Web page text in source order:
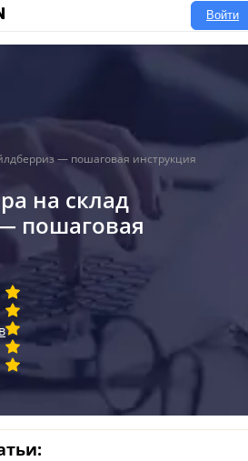
Войти
— пошаговая инструкция
на склад
пошаговая